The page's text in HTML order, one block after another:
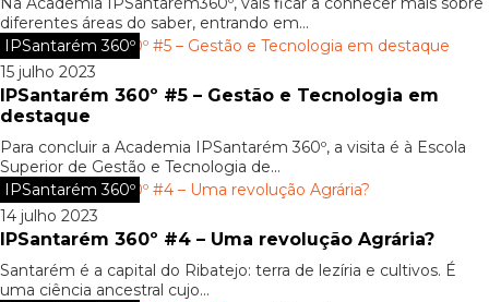
diferentes áreas do saber, entrando em...
IPSantarém 360º
15 julho 2023
IPSantarém 360º #5 – Gestão e Tecnologia em
destaque
Para concluir a Academia IPSantarém 360º, a visita é à Escola
Superior de Gestão e Tecnologia de...
IPSantarém 360º
14 julho 2023
IPSantarém 360º #4 – Uma revolução Agrária?
Santarém é a capital do Ribatejo: terra de lezíria e cultivos. É
uma ciência ancestral cujo...